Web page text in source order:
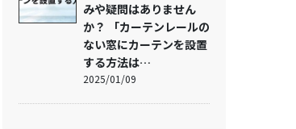
みや疑問はありません
か？ 「カーテンレールの
ない窓にカーテンを設置
する方法は…
2025/01/09